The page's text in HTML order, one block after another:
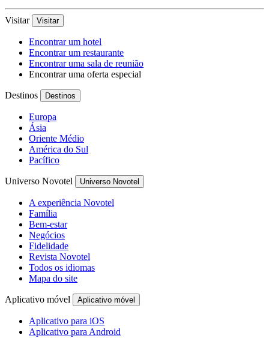
Visitar Visitar
Encontrar um hotel
Encontrar um restaurante
Encontrar uma sala de reunião
Encontrar uma oferta especial
Destinos Destinos
Europa
Ásia
Oriente Médio
América do Sul
Pacífico
Universo Novotel Universo Novotel
A experiência Novotel
Família
Bem-estar
Negócios
Fidelidade
Revista Novotel
Todos os idiomas
Mapa do site
Aplicativo móvel Aplicativo móvel
Aplicativo para iOS
Aplicativo para Android